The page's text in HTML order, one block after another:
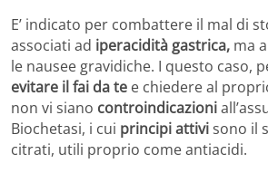
E’ indicato per combattere il mal di
associati ad iperacidità gastrica, ma
le nausee gravidiche. I questo caso,
evitare il fai da te e chiedere al
non vi siano controindicazioni
Biochetasi, i cui principi attivisono il
citrati, utili proprio come antiacidi.